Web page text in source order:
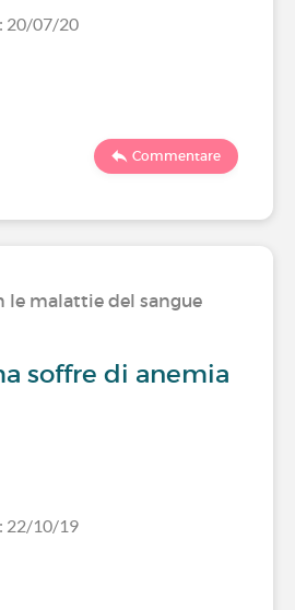
20/07/20
Commentare
le malattie del sangue
soffre di anemia
22/10/19